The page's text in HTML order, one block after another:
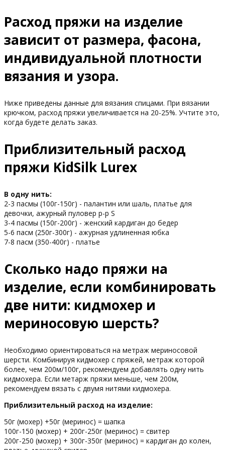
Расход пряжи на изделие
зависит от размера, фасона,
индивидуальной плотности
вязания и узора.
Ниже приведены данные для вязания спицами. При вязании
крючком, расход пряжи увеличивается на 20-25%. Учтите это,
когда будете делать заказ.
Приблизительный расход
пряжи KidSilk Lurex
В одну нить:
2-3 пасмы (100г-150г) - палантин или шаль, платье для
девочки, ажурный пуловер р-р S
3-4 пасмы (150г-200г) - женский кардиган до бедер
5-6 пасм (250г-300г) - ажурная удлиненная юбка
7-8 пасм (350-400г) - платье
Сколько надо пряжи на
изделие, если комбинировать
две нити: кидмохер и
мериносовую шерсть?
Необходимо ориентироваться на метраж мериносовой
шерсти. Комбинируя кидмохер с пряжей, метраж которой
более, чем 200м/100г, рекомендуем добавлять одну нить
кидмохера. Если метарж пряжи меньше, чем 200м,
рекомендуем вязать с двумя нитями кидмохера.
Приблизительный расход на изделие:
50г (мохер) +50г (меринос) = шапка
100г-150 (мохер) + 200г-250г (меринос) = свитер
200г-250 (мохер) + 300г-350г (меринос) = кардиган до колен,